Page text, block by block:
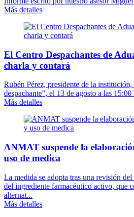
Más detalles
El Centro Despachantes de
charla y contará
Rubén Pérez, presidente de la
despachante”, el 13 de agosto a las 15:00
Más detalles
ANMAT suspende la
uso de medica
La medida se adopta tras una revisión
del ingrediente farmacéutico activo, que
alternat...
Más detalles